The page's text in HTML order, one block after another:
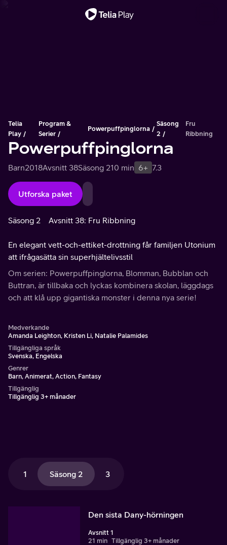
Telia
Play
Program &
Serier
Powerpuffpinglorna
Säsong
2
Fru
Ribbning
Powerpuffpinglorna
Barn2018Avsnitt 38Säsong 210 min 6+ 7.3
Utforska paket
Säsong 2 Avsnitt 38: Fru Ribbning
En elegant vett-och-ettiket-drottning får familjen Utonium
att ifrågasätta sin superhjältelivsstil
Om serien: Powerpuffpinglorna, Blomman, Bubblan och
Buttran, är tillbaka och lyckas kombinera skolan, läggdags
och att klå upp gigantiska monster i denna nya serie!
Medverkande
Amanda Leighton, Kristen Li, Natalie Palamides
Tillgängliga språk
Svenska, Engelska
Genrer
Barn, Animerat, Action, Fantasy
Tillgänglig
Tillgänglig 3+ månader
1 Säsong 2 3
Den sista Dany-hörningen
Avsnitt 1
21 min Tillgänglig 3+ månader